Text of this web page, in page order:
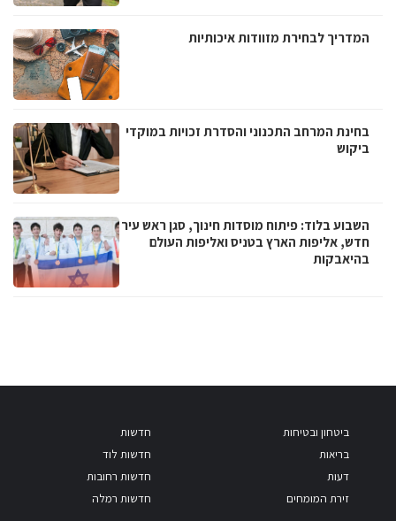
המדריך לבחירת מזוודות איכותיות
בחינת המרחב התכנוני והסדרת זכויות במוקדי
ביקוש
השבוע בלוד: פיתוח מוסדות חינוך, סגן ראש עיר
חדש, אליפות הארץ בטניס ואליפות העולם
בהיאבקות
ביטחון ובטיחות
בריאות
דעות
זירת המומחים
חדשות
חדשות לוד
חדשות רחובות
חדשות רמלה